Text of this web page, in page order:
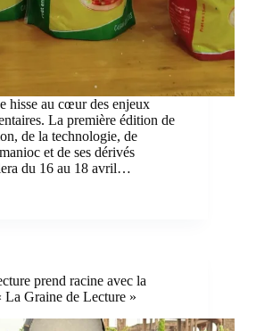
hisse au cœur des enjeux
La première édition de
de la technologie, de
et de ses dérivés
du 16 au 18 avril…
prend racine avec la
La Graine de Lecture »